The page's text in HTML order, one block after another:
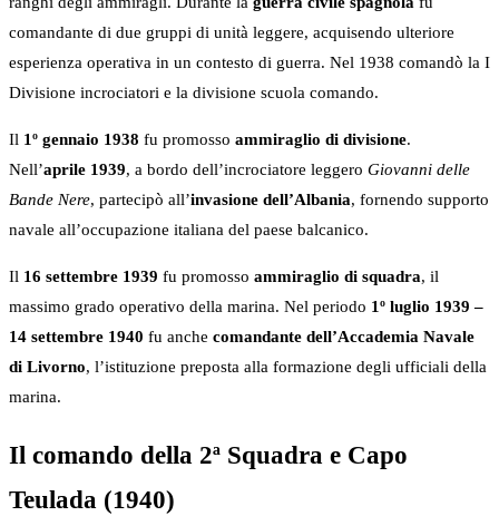
comandante di due gruppi di unità leggere, acquisendo ulteriore
esperienza operativa in un contesto di guerra. Nel 1938 comandò la I
Divisione incrociatori e la divisione scuola comando.
Il 1º gennaio 1938 fu promosso ammiraglio di divisione.
Nell’aprile 1939, a bordo dell’incrociatore leggero Giovanni delle
Bande Nere, partecipò all’invasione dell’Albania, fornendo supporto
navale all’occupazione italiana del paese balcanico.
Il 16 settembre 1939 fu promosso ammiraglio di squadra, il
massimo grado operativo della marina. Nel periodo 1º luglio 1939 –
14 settembre 1940 fu anche comandante dell’Accademia Navale
di Livorno, l’istituzione preposta alla formazione degli ufficiali della
marina.
Il comando della 2ª Squadra e Capo
Teulada (1940)